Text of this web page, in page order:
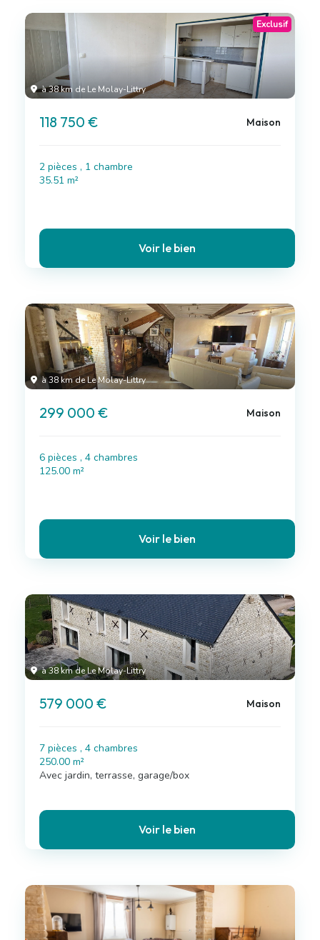
à 38 km de Le Molay-Littry
Exclusif
118 750 € Maison
2 pièces , 1 chambre
35.51 m²
Voir le bien
à 38 km de Le Molay-Littry
299 000 € Maison
6 pièces , 4 chambres
125.00 m²
Voir le bien
à 38 km de Le Molay-Littry
579 000 € Maison
7 pièces , 4 chambres
250.00 m²
Avec jardin, terrasse, garage/box
Voir le bien